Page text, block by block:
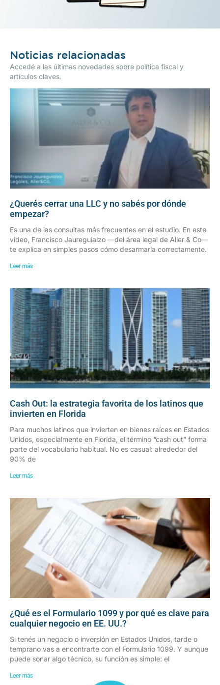
Noticias relacionadas
Accedé a las últimas novedades sobre política fiscal y
artículos claves.
¿Querés cerrar una LLC y no sabés por dónde
empezar?
Es una de las consultas más frecuentes en el estudio. En este
video, Francisco Jaureguialzo —del área legal de Aller & Co—
te explica en simples pasos cómo desarmarla correctamente.
Leer más
Cash Out: la estrategia favorita de los latinos que
invierten en Florida
Para muchos latinos que invierten en bienes raíces en Estados
Unidos, especialmente en Florida, el término “cash out” forma
parte del vocabulario habitual. No es casual: alrededor del
90% de
Leer más
¿Qué es el Formulario 1099 y por qué es clave para
cualquier negocio en EE. UU.?
Si tenés un negocio o inversión en Estados Unidos, tarde o
temprano vas a encontrarte con el Formulario 1099. Y aunque
puede sonar algo técnico, su función es simple: el
Leer más